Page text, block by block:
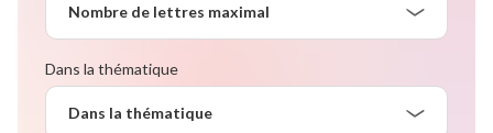
Nombre de lettres maximal
Dans la thématique
Dans la thématique